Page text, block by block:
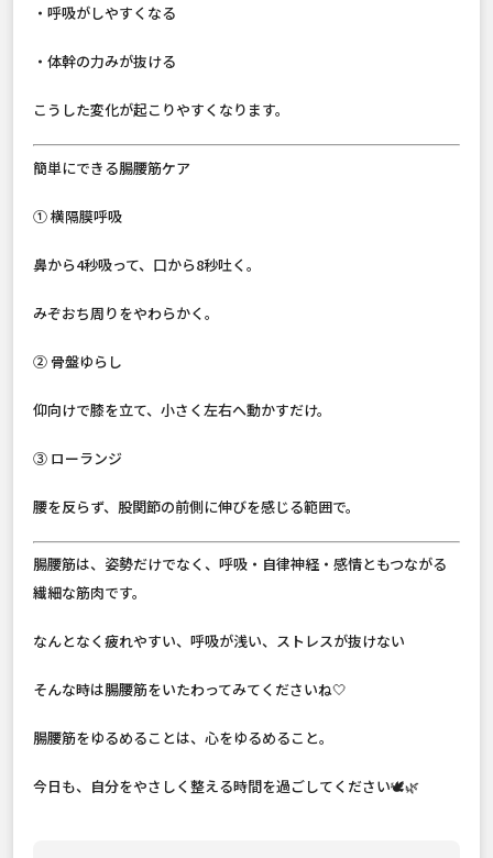
・呼吸がしやすくなる
・体幹の力みが抜ける
こうした変化が起こりやすくなります。
簡単にできる腸腰筋ケア
① 横隔膜呼吸
鼻から4秒吸って、口から8秒吐く。
みぞおち周りをやわらかく。
② 骨盤ゆらし
仰向けで膝を立て、小さく左右へ動かすだけ。
③ ローランジ
腰を反らず、股関節の前側に伸びを感じる範囲で。
腸腰筋は、姿勢だけでなく、呼吸・自律神経・感情ともつながる
繊細な筋肉です。
なんとなく疲れやすい、呼吸が浅い、ストレスが抜けない
そんな時は腸腰筋をいたわってみてくださいね🤍
腸腰筋をゆるめることは、心をゆるめること。
今日も、自分をやさしく整える時間を過ごしてください🕊️🌿